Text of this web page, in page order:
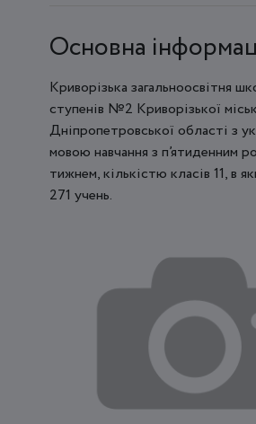
Основна
Криворізька загальноосвітня
ступенів №2 Криворізької
Дніпропетровської області з
мовою навчання з п’ятиденним
тижнем, кількістю класів 11, в
271 учень.